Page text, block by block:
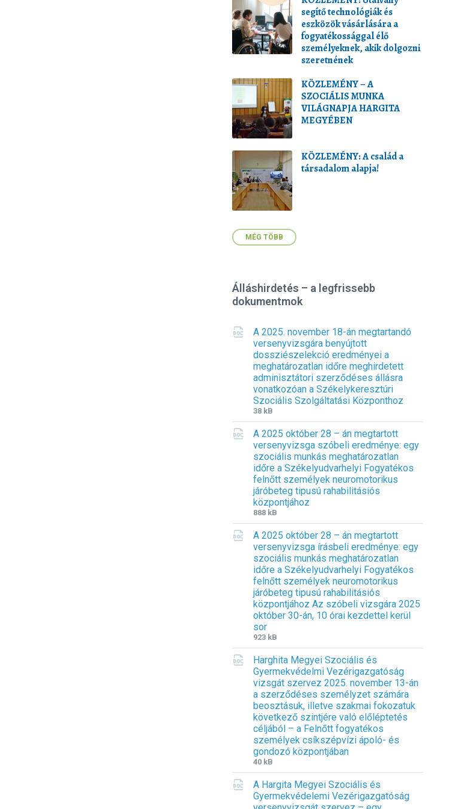
segítő technológiák és
eszközök vásárlására a
fogyatékossággal élő
személyeknek, akik dolgozni
szeretnének
KÖZLEMÉNY – A
SZOCIÁLIS MUNKA
VILÁGNAPJA HARGITA
MEGYÉBEN
KÖZLEMÉNY: A család a
társadalom alapja!
MÉG TÖBB
Álláshirdetés – a legfrissebb
dokumentmok
A 2025. november 18-án megtartandó
versenyvizsgára benyújtott
dossziészelekció eredményei a
meghatározatlan időre meghirdetett
adminisztátori szerződéses állásra
vonatkozóan a Székelykeresztúri
Szociális Szolgáltatási Központhoz
F
i
l
e
e
x
t
e
n
s
i
o
n
:
d
o
c
F
i
l
e
s
i
z
e
:
38 kB
A 2025 október 28 – án megtartott
versenyvizsga szóbeli eredménye: egy
szociális munkás meghatározatlan
időre a Székelyudvarhelyi Fogyatékos
felnőtt személyek neuromotorikus
járóbeteg tipusú rahabilitásiós
központjához
F
i
l
e
e
x
t
e
n
s
i
o
n
:
d
o
c
x
F
i
l
e
s
i
z
e
:
888 kB
A 2025 október 28 – án megtartott
versenyvizsga írásbeli eredménye: egy
szociális munkás meghatározatlan
időre a Székelyudvarhelyi Fogyatékos
felnőtt személyek neuromotorikus
járóbeteg tipusú rahabilitásiós
központjához Az szóbeli vizsgára 2025
október 30-án, 10 órai kezdettel kerül
sor
F
i
l
e
e
x
t
e
n
s
i
o
n
:
d
F
i
l
e
s
i
z
e
:
923 kB
Harghita Megyei Szociális és
Gyermekvédelmi Vezérigazgatóság
vizsgát szervez 2025. november 13-án
a szerződéses személyzet számára
beosztásuk, illetve szakmai fokozatuk
következő szintjére való előléptetés
céljából – a Felnőtt fogyatékos
személyek csíkszépvízi ápoló- és
gondozó központjában
F
i
l
e
F
i
l
e
40 kB
A Hargita Megyei Szociális és
Gyermekvédelemi Vezérigazgatóság